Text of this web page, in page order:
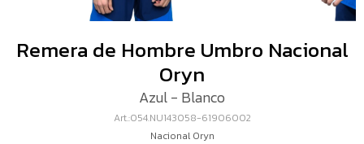
Remera de Hombre Umbro Nacional
Oryn
Azul - Blanco
054.NU143058-61906002
Nacional Oryn